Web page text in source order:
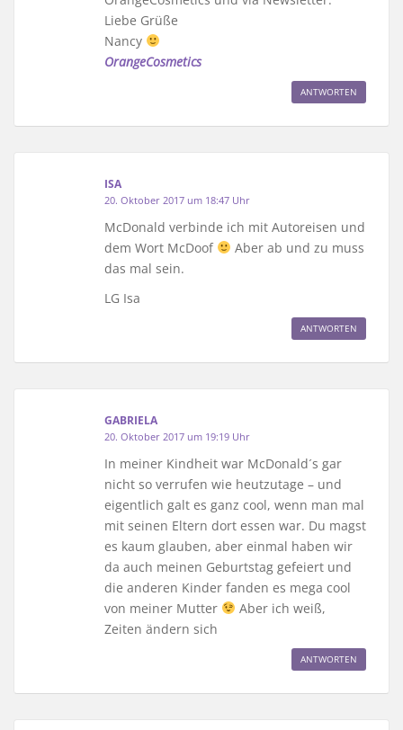
Liebe Grüße
Nancy
OrangeCosmetics
ANTWORTEN
ISA
20. Oktober 2017 um 18:47 Uhr
McDonald verbinde ich mit Autoreisen und
dem Wort McDoof
Aber ab und zu muss
das mal sein.
LG Isa
ANTWORTEN
GABRIELA
20. Oktober 2017 um 19:19 Uhr
In meiner Kindheit war McDonald´s gar
nicht so verrufen wie heutzutage – und
eigentlich galt es ganz cool, wenn man mal
mit seinen Eltern dort essen war. Du magst
es kaum glauben, aber einmal haben wir
da auch meinen Geburtstag gefeiert und
die anderen Kinder fanden es mega cool
von meiner Mutter
Aber ich weiß,
Zeiten ändern sich
ANTWORTEN